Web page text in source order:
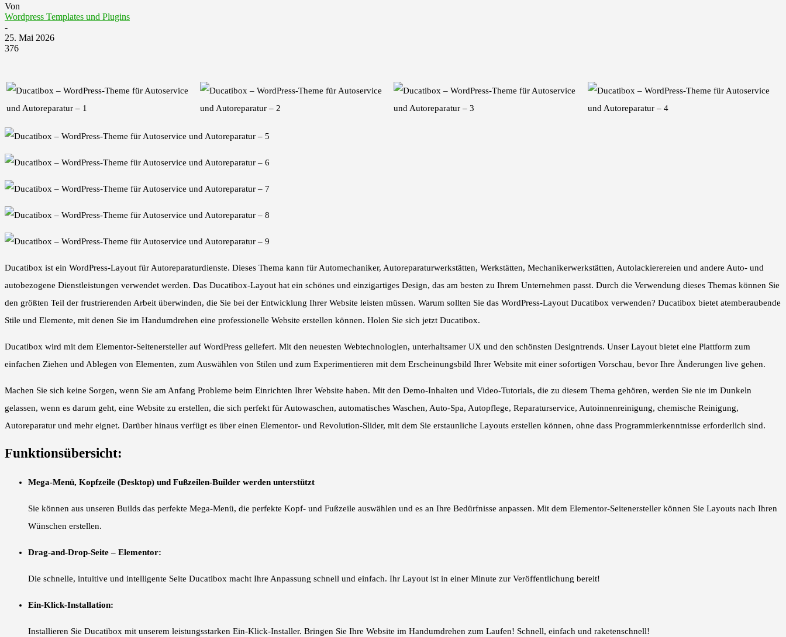
Von
Wordpress Templates und Plugins
-
25. Mai 2026
376
Ducatibox ist ein WordPress-Layout für Autoreparaturdienste. Dieses Thema kann für Automechaniker, Autoreparaturwerkstätten, Werkstätten, Mechanikerwerkstätten, Autolackierereien und andere Auto- und
autobezogene Dienstleistungen verwendet werden. Das Ducatibox-Layout hat ein schönes und einzigartiges Design, das am besten zu Ihrem Unternehmen passt. Durch die Verwendung dieses Themas können Sie
den größten Teil der frustrierenden Arbeit überwinden, die Sie bei der Entwicklung Ihrer Website leisten müssen. Warum sollten Sie das WordPress-Layout Ducatibox verwenden? Ducatibox bietet atemberaubende
Stile und Elemente, mit denen Sie im Handumdrehen eine professionelle Website erstellen können. Holen Sie sich jetzt Ducatibox.
Ducatibox wird mit dem Elementor-Seitenersteller auf WordPress geliefert. Mit den neuesten Webtechnologien, unterhaltsamer UX und den schönsten Designtrends. Unser Layout bietet eine Plattform zum
einfachen Ziehen und Ablegen von Elementen, zum Auswählen von Stilen und zum Experimentieren mit dem Erscheinungsbild Ihrer Website mit einer sofortigen Vorschau, bevor Ihre Änderungen live gehen.
Machen Sie sich keine Sorgen, wenn Sie am Anfang Probleme beim Einrichten Ihrer Website haben. Mit den Demo-Inhalten und Video-Tutorials, die zu diesem Thema gehören, werden Sie nie im Dunkeln
gelassen, wenn es darum geht, eine Website zu erstellen, die sich perfekt für Autowaschen, automatisches Waschen, Auto-Spa, Autopflege, Reparaturservice, Autoinnenreinigung, chemische Reinigung,
Autoreparatur und mehr eignet. Darüber hinaus verfügt es über einen Elementor- und Revolution-Slider, mit dem Sie erstaunliche Layouts erstellen können, ohne dass Programmierkenntnisse erforderlich sind.
Funktionsübersicht:
Mega-Menü, Kopfzeile (Desktop) und Fußzeilen-Builder werden unterstützt
Sie können aus unseren Builds das perfekte Mega-Menü, die perfekte Kopf- und Fußzeile auswählen und es an Ihre Bedürfnisse anpassen. Mit dem Elementor-Seitenersteller können Sie Layouts nach Ihren
Wünschen erstellen.
Drag-and-Drop-Seite – Elementor:
Die schnelle, intuitive und intelligente Seite Ducatibox macht Ihre Anpassung schnell und einfach. Ihr Layout ist in einer Minute zur Veröffentlichung bereit!
Ein-Klick-Installation:
Installieren Sie Ducatibox mit unserem leistungsstarken Ein-Klick-Installer. Bringen Sie Ihre Website im Handumdrehen zum Laufen! Schnell, einfach und raketenschnell!